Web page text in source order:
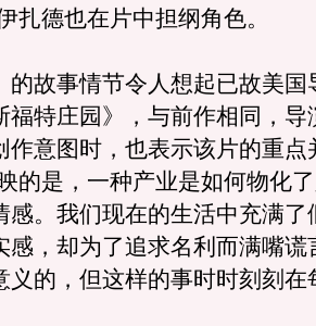
扎德也在片中担纲角色。
事情节令人想起已故美国
福特庄园》，与前作相同，导
作意图时，也表示该片的重点
的是，一种产业是如何物化
感。我们现在的生活中充满了
感，却为了追求名利而满嘴谎
义的，但这样的事时时刻刻在